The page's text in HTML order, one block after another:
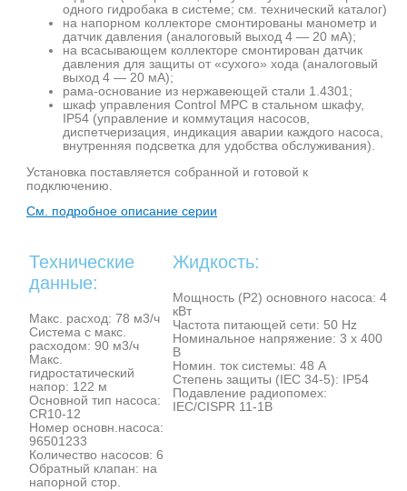
одного гидробака в системе; см. технический каталог)
на напорном коллекторе смонтированы манометр и
датчик давления (аналоговый выход 4 — 20 мА);
на всасывающем коллекторе смонтирован датчик
давления для защиты от «сухого» хода (аналоговый
выход 4 — 20 мА);
рама-основание из нержавеющей стали 1.4301;
шкаф управления Control MPC в стальном шкафу,
IP54 (управление и коммутация насосов,
диспетчеризация, индикация аварии каждого насоса,
внутренняя подсветка для удобства обслуживания).
Установка поставляется собранной и готовой к
подключению.
См. подробное описание серии
Технические
данные:
Maкс. расход: 78 м3/ч
Система с макс.
расходом: 90 м3/ч
Макс.
гидростатический
напор: 122 м
Основной тип насоса:
CR10-12
Номер основн.насоса:
96501233
Количество насосов: 6
Обратный клапан: на
напорной стор.
Жидкость:
Мощность (Р2) основного насоса: 4
кВт
Частота питающей сети: 50 Hz
Номинальное напряжение: 3 x 400
В
Номин. ток системы: 48 A
Степень защиты (IEC 34-5): IP54
Подавление радиопомех:
IEC/CISPR 11-1B